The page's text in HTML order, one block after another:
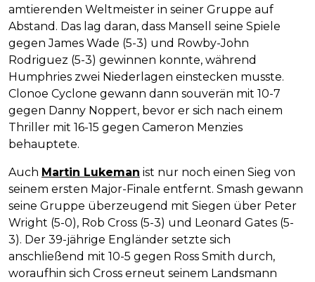
amtierenden Weltmeister in seiner Gruppe auf
Abstand. Das lag daran, dass Mansell seine Spiele
gegen James Wade (5-3) und Rowby-John
Rodriguez (5-3) gewinnen konnte, während
Humphries zwei Niederlagen einstecken musste.
Clonoe Cyclone gewann dann souverän mit 10-7
gegen Danny Noppert, bevor er sich nach einem
Thriller mit 16-15 gegen Cameron Menzies
behauptete.
Auch Martin Lukeman ist nur noch einen Sieg von
seinem ersten Major-Finale entfernt. Smash gewann
seine Gruppe überzeugend mit Siegen über Peter
Wright (5-0), Rob Cross (5-3) und Leonard Gates (5-
3). Der 39-jährige Engländer setzte sich
anschließend mit 10-5 gegen Ross Smith durch,
woraufhin sich Cross erneut seinem Landsmann